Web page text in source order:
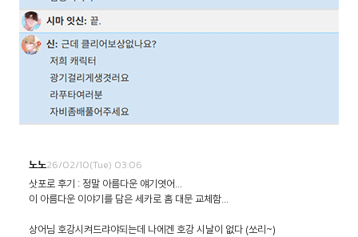
노노26/02/10(Tue) 03:06
삿포로 후기 : 정말 아름다운 얘기엿어...
이 아름다운 이야기를 담은 세카로 홈 대문 교체함...
상어님 호강시켜드랴야되는데 나에겐 호강 시날이 없다 (쏘리~)